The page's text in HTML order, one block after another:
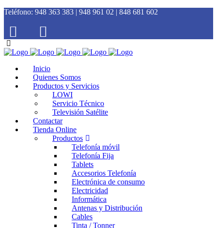
Teléfono: 948 363 383 | 948 961 02 | 848 681 602
Inicio
Quienes Somos
Productos y Servicios
LOWI
Servicio Técnico
Televisión Satélite
Contactar
Tienda Online
Productos
Telefonía móvil
Telefonía Fija
Tablets
Accesorios Telefonía
Electrónica de consumo
Electricidad
Informática
Antenas y Distribución
Cables
Tinta / Tonner